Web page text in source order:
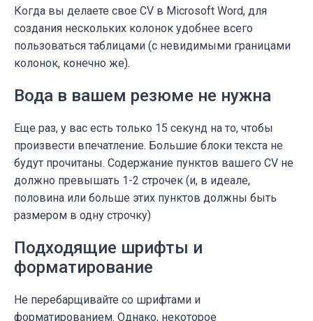
Когда вы делаете свое CV в Microsoft Word, для
создания нескольких колонок удобнее всего
пользоваться таблицами (с невидимыми границами
колонок, конечно же).
Вода в вашем резюме не нужна
Еще раз, у вас есть только 15 секунд на то, чтобы
произвести впечатление. Большие блоки текста не
будут прочитаны. Содержание пунктов вашего CV не
должно превышать 1-2 строчек (и, в идеале,
половина или больше этих пунктов должны быть
размером в одну строчку)
Подходящие шрифты и
форматирование
Не перебарщивайте со шрифтами и
форматированием. Однако, некоторое